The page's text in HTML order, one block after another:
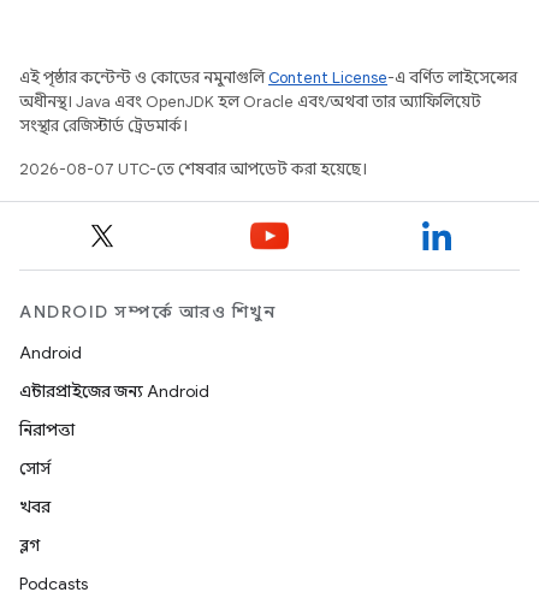
এই পৃষ্ঠার কন্টেন্ট ও কোডের নমুনাগুলিContent License-এ বর্ণিত লাইসেন্সের
অধীনস্থ। Java এবং OpenJDK হল Oracle এবং/অথবা তার অ্যাফিলিয়েট
সংস্থার রেজিস্টার্ড ট্রেডমার্ক।
2026-08-07 UTC-তে শেষবার আপডেট করা হয়েছে।
ANDROID সম্পর্কে আরও শিখুন
Android
এন্টারপ্রাইজের জন্য Android
নিরাপত্তা
সোর্স
খবর
ব্লগ
Podcasts